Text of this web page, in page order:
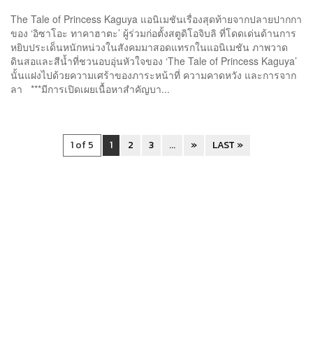
The Tale of Princess Kaguya แอนิเมชันเรื่องสุดท้ายจากปลายปากกา
ของ ‘อิซาโอะ ทาคาฮาตะ’ ผู้ร่วมก่อตั้งสตูดิโอจิบลิ ที่โดดเด่นด้านการ
หยิบประเด็นหนักหน่วงในสังคมมาสอดแทรกในแอนิเมชัน ภาพวาด
ดินสอและสีน้ำที่ชวนอบอุ่นหัวใจของ ‘The Tale of Princess Kaguya’
นั้นแฝงไปด้วยความเศร้าของภาระหน้าที่ ความคาดหวัง และการจาก
ลา ***มีการเปิดเผยเนื้อหาสำคัญบา...
1 of 5 1 2 3 ... » LAST »